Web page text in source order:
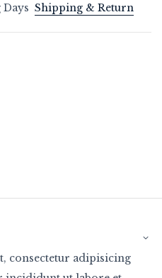
Shipping & Return
consectetur adipisicing